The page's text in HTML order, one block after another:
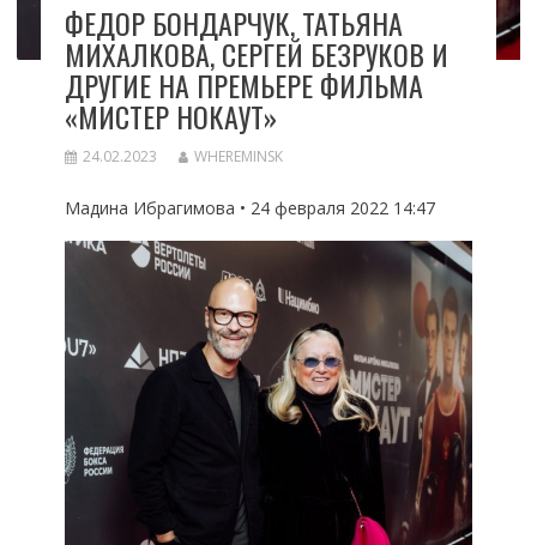
ФЕДОР БОНДАРЧУК, ТАТЬЯНА
МИХАЛКОВА, СЕРГЕЙ БЕЗРУКОВ И
ДРУГИЕ НА ПРЕМЬЕРЕ ФИЛЬМА
«МИСТЕР НОКАУТ»
24.02.2023 WHEREMINSK
Мадина Ибрагимова • 24 февраля 2022 14:47